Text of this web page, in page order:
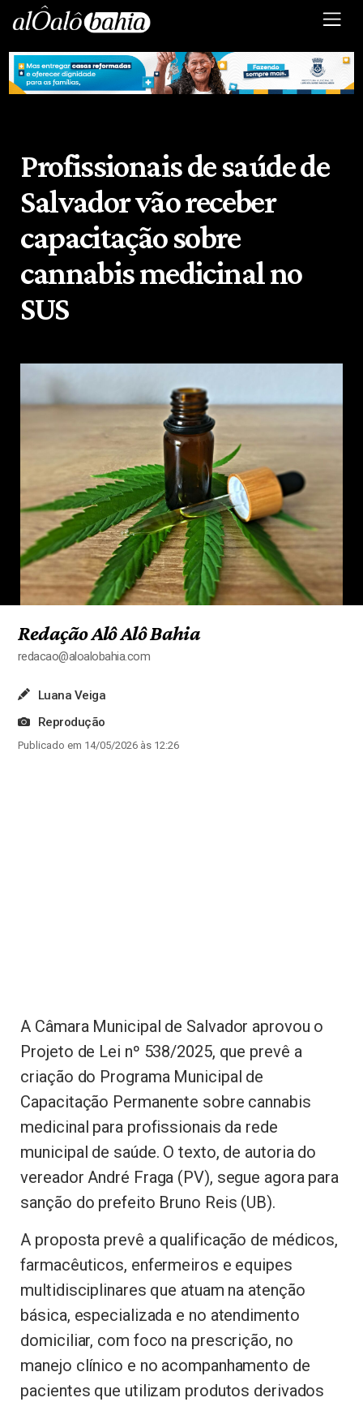
Profissionais de saúde de
Salvador vão receber
capacitação sobre
cannabis medicinal no
SUS
Redação Alô Alô Bahia
redacao@aloalobahia.com
Luana Veiga
Reprodução
Publicado em 14/05/2026 às 12:26
A Câmara Municipal de Salvador aprovou o
Projeto de Lei nº 538/2025, que prevê a
criação do Programa Municipal de
Capacitação Permanente sobre cannabis
medicinal para profissionais da rede
municipal de saúde. O texto, de autoria do
vereador André Fraga (PV), segue agora para
sanção do prefeito Bruno Reis (UB).
A proposta prevê a qualificação de médicos,
farmacêuticos, enfermeiros e equipes
multidisciplinares que atuam na atenção
básica, especializada e no atendimento
domiciliar, com foco na prescrição, no
manejo clínico e no acompanhamento de
pacientes que utilizam produtos derivados